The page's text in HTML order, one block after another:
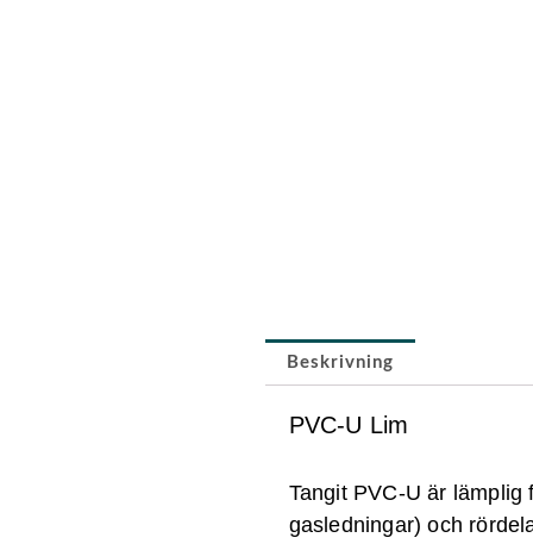
Beskrivning
PVC-U Lim
Tangit PVC-U är
gasledningar) och